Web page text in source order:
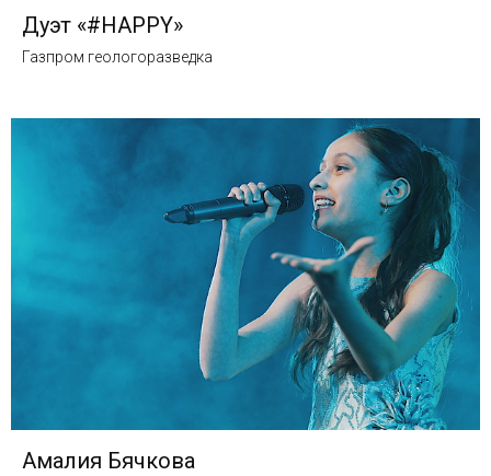
Дуэт «#HAPPY»
Газпром геологоразведка
Амалия Бячкова